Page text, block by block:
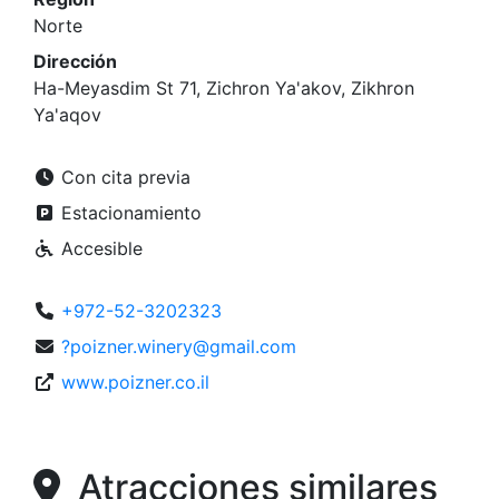
Norte
Dirección
Ha-Meyasdim St 71, Zichron Ya'akov, Zikhron
Ya'aqov
Con cita previa
Estacionamiento
Accesible
+972-52-3202323
?poizner.winery@gmail.com
www.poizner.co.il
Atracciones similares